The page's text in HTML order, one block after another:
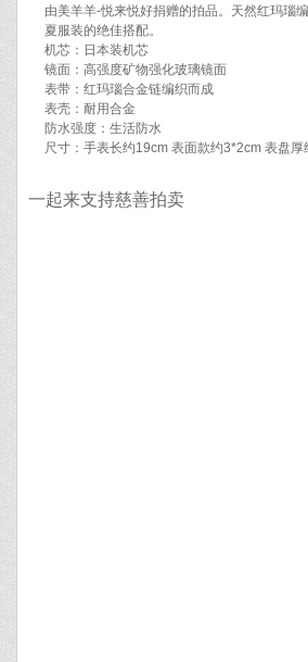
由美羊羊-悦来悦好捐赠的拍品。天然红玛瑙
夏服装的绝佳搭配。
机芯：日本装机芯
镜面：高强度矿物强化玻璃镜面
表带：红玛瑙合金链编织而成
表壳：耐用合金
防水强度：生活防水
尺寸：手表长约19cm 表面款约3*2cm 表盘
一起来支持慈善拍卖